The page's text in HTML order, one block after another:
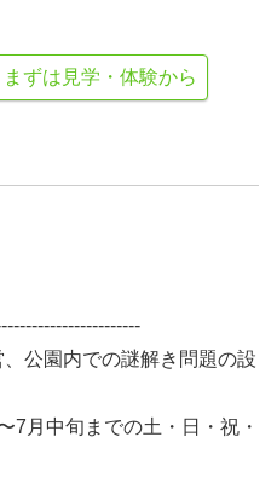
まずは見学・体験から
公園内での謎解き問題の設
7月中旬までの土・日・祝・